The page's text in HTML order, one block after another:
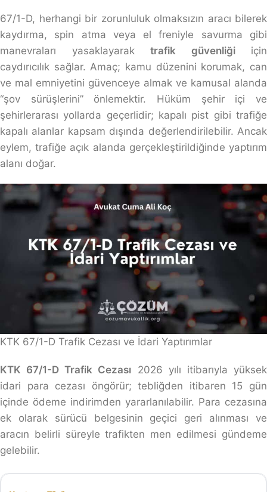
67/1-D, herhangi bir zorunluluk olmaksızın aracı bilerek
kaydırma, spin atma veya el freniyle savurma gibi
manevraları yasaklayarak trafik güvenliğiiçin
caydırıcılık sağlar. Amaç; kamu düzenini korumak, can
ve mal emniyetini güvenceye almak ve kamusal alanda
“şov sürüşlerini” önlemektir. Hüküm şehir içi ve
şehirlerarası yollarda geçerlidir; kapalı pist gibi trafiğe
kapalı alanlar kapsam dışında değerlendirilebilir. Ancak
eylem, trafiğe açık alanda gerçekleştirildiğinde yaptırım
alanı doğar.
KTK 67/1-D Trafik Cezası ve İdari Yaptırımlar
KTK 67/1-D Trafik Cezası 2026 yılı itibarıyla yüksek
idari para cezası öngörür; tebliğden itibaren 15 gün
içinde ödeme indirimden yararlanılabilir. Para cezasına
ek olarak sürücü belgesinin geçici geri alınması ve
aracın belirli süreyle trafikten men edilmesi gündeme
gelebilir.